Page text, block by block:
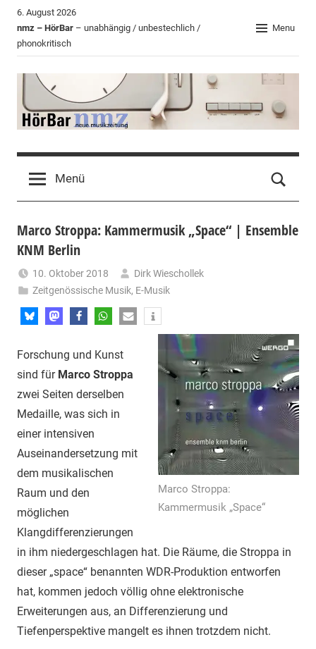
Zum
Inhalt
springen
6. August 2026
nmz – HörBar – unabhängig / unbestechlich /
phonokritisch
Menu
HörBar
der
nmz
Menü
Marco Stroppa: Kammermusik „Space“ | Ensemble
KNM Berlin
10. Oktober 2018
Dirk Wieschollek
Zeitgenössische Musik, E-Musik
Marco Stroppa:
Kammermusik „Space“
Forschung und Kunst
sind für Marco Stroppa
zwei Seiten derselben
Medaille, was sich in
einer intensiven
Auseinandersetzung mit
dem musikalischen
Raum und den
möglichen
Klangdifferenzierungen
in ihm niedergeschlagen hat. Die Räume, die Stroppa in
dieser „space“ benannten WDR-Produktion entworfen
hat, kommen jedoch völlig ohne elektronische
Erweiterungen aus, an Differenzierung und
Tiefenperspektive mangelt es ihnen trotzdem nicht.